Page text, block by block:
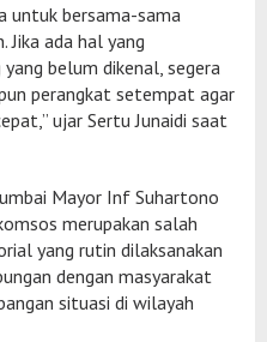
untuk bersama-sama
Jika ada hal yang
belum dikenal, segera
perangkat setempat agar
ujar Sertu Junaidi saat
Mayor Inf Suhartono
merupakan salah
yang rutin dilaksanakan
dengan masyarakat
situasi di wilayah